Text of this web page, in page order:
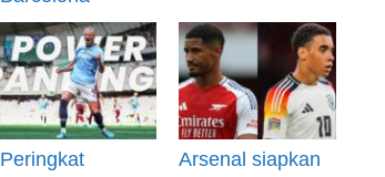
Peringkat
Arsenal siapkan